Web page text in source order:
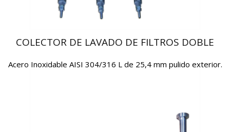
COLECTOR DE LAVADO DE FILTROS DOBLE
Acero Inoxidable AISI 304/316 L de 25,4 mm pulido exterior.